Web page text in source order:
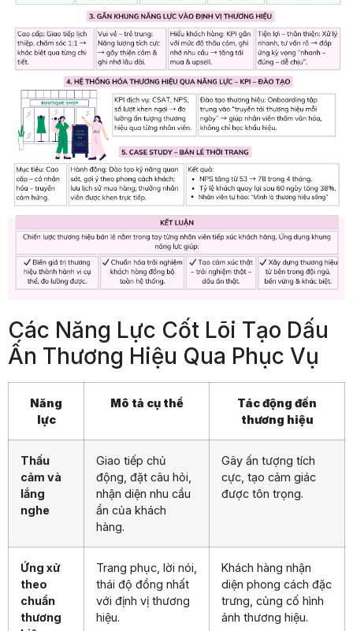
Các Năng Lực Cốt Lõi Tạo Dấu
Ấn Thương Hiệu Qua Phục Vụ
Năng
lực
Mô tả cụ thể
Tác động đến
thương hiệu
Thấu
cảm và
lắng
nghe
Giao tiếp chủ
động, đặt câu hỏi,
nhận diện nhu cầu
ẩn của khách
hàng.
Gây ấn tượng tích
cực, tạo cảm giác
được tôn trọng.
Ứng xử
theo
chuẩn
thương
Trang phục, lời nói,
thái độ đồng nhất
với định vị thương
hiệu.
Khách hàng nhận
diện phong cách đặc
trưng, củng cố hình
ảnh thương hiệu.